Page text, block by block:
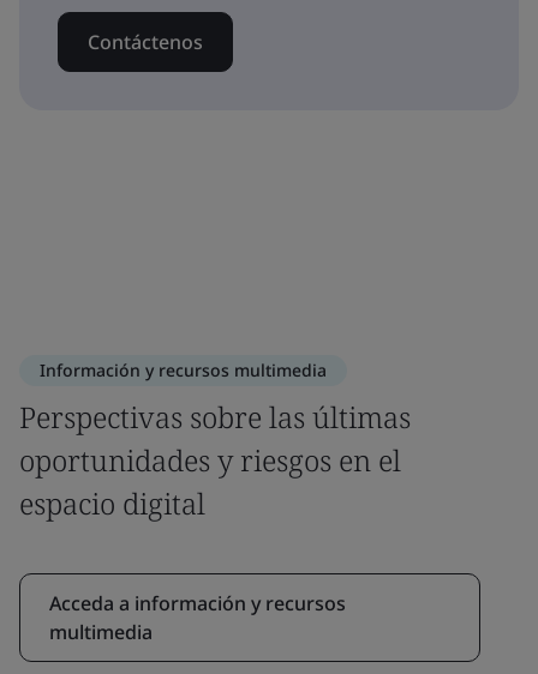
Contáctenos
Información y recursos multimedia
Perspectivas sobre las últimas
oportunidades y riesgos en el
espacio digital
Acceda a información y recursos
multimedia